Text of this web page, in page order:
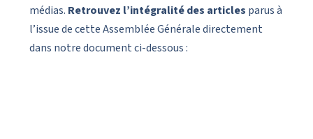
médias. Retrouvez l’intégralité des articles parus à
l’issue de cette Assemblée Générale directement
dans notre document ci-dessous :